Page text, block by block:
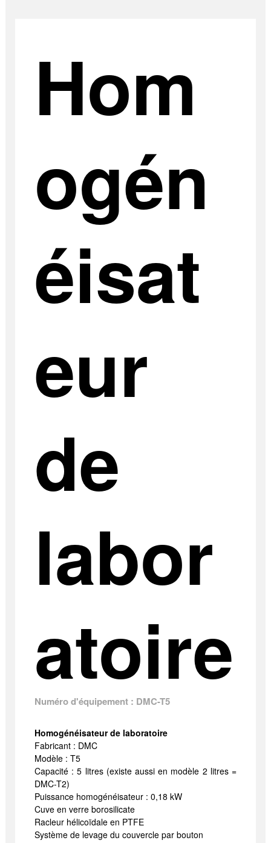
Hom
ogén
éisat
eur
de
labor
atoire
Numéro d'équipement : DMC-T5
Homogénéisateur de laboratoire
Fabricant : DMC
Modèle : T5
Capacité : 5 litres (existe aussi en modèle 2 litres =
DMC-T2)
Puissance homogénéisateur : 0,18 kW
Cuve en verre borosilicate
Racleur hélicoïdale en PTFE
Système de levage du couvercle par bouton